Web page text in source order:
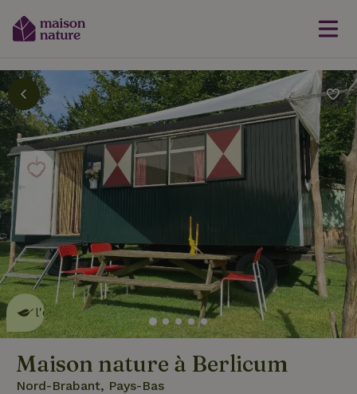
Cette Maison Nature fait de
l'effeten savoir plus
Maison nature à Berlicum
Nord-Brabant, Pays-Bas